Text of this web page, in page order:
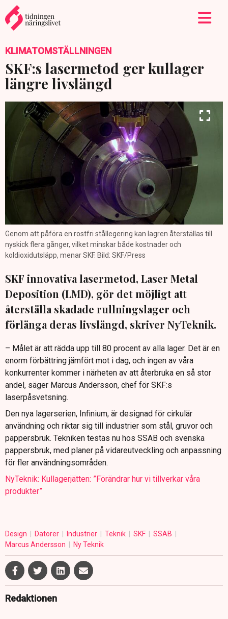
KLIMATOMSTÄLLNINGEN
SKF:s lasermetod ger kullager
längre livslängd
Genom att påföra en rostfri stållegering kan lagren återställas till
nyskick flera gånger, vilket minskar både kostnader och
koldioxidutsläpp, menar SKF. Bild: SKF/Press
SKF innovativa lasermetod, Laser Metal
Deposition (LMD), gör det möjligt att
återställa skadade rullningslager och
förlänga deras livslängd, skriver NyTeknik.
– Målet är att rädda upp till 80 procent av alla lager. Det är en
enorm förbättring jämfört mot i dag, och ingen av våra
konkurrenter kommer i närheten av att återbruka en så stor
andel, säger Marcus Andersson, chef för SKF:s
laserpåsvetsning.
Den nya lagerserien, Infinium, är designad för cirkulär
användning och riktar sig till industrier som stål, gruvor och
pappersbruk. Tekniken testas nu hos SSAB och svenska
pappersbruk, med planer på vidareutveckling och anpassning
för fler användningsområden.
NyTeknik: Kullagerjätten: ”Förändrar hur vi tillverkar våra
produkter”
Design Datorer Industrier Teknik SKF
SSAB
Marcus Andersson
Ny Teknik
Redaktionen